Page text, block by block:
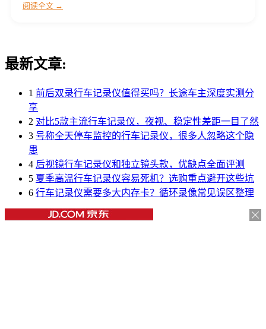
阅读全文 →
最新文章:
1 前后双录行车记录仪值得买吗？长途车主深度实测分
享
2 对比5款主流行车记录仪，夜视、稳定性差距一目了然
3 号称全天停车监控的行车记录仪，很多人忽略这个隐
患
4 后视镜行车记录仪和独立镜头款，优缺点全面评测
5 夏季高温行车记录仪容易死机？选购重点避开这些坑
6 行车记录仪需要多大内存卡？循环录像常见误区整理